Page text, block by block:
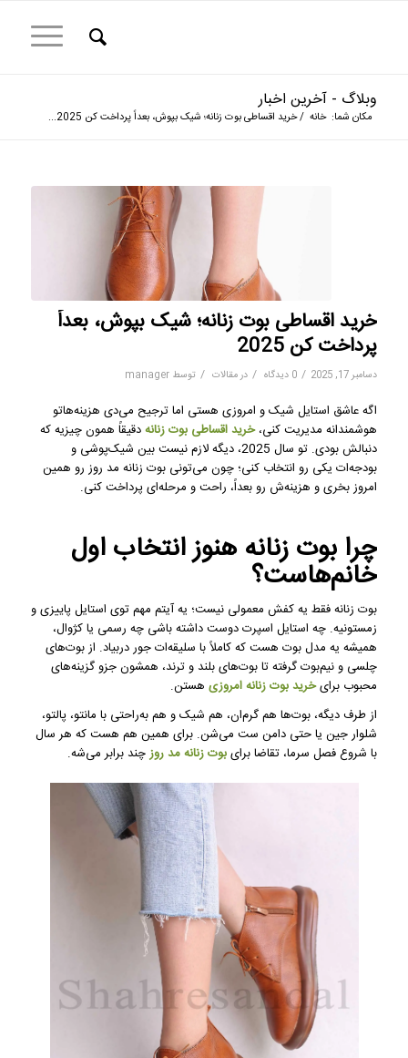
وبلاگ - آخرین اخبار
مکان شما: خانه /خرید اقساطی بوت زنانه؛ شیک بپوش، بعداً پرداخت کن 2025...
خرید اقساطی بوت زنانه؛ شیک بپوش، بعداً
پرداخت کن 2025
دسامبر 17, 2025 / 0 دیدگاه / درمقالات / توسط manager
اگه عاشق استایل شیک و امروزی هستی اما ترجیح می‌دی هزینه‌هاتو
هوشمندانه مدیریت کنی،خرید اقساطی بوت زنانهدقیقاً همون چیزیه که
دنبالش بودی. تو سال 2025، دیگه لازم نیست بین شیک‌پوشی و
بودجه‌ات یکی رو انتخاب کنی؛ چون می‌تونی بوت زنانه مد روز رو همین
امروز بخری و هزینه‌ش رو بعداً، راحت و مرحله‌ای پرداخت کنی.
چرا بوت زنانه هنوز انتخاب اول
خانم‌هاست؟
بوت زنانه فقط یه کفش معمولی نیست؛ یه آیتم مهم توی استایل پاییزی و
زمستونیه. چه استایل اسپرت دوست داشته باشی چه رسمی یا کژوال،
همیشه یه مدل بوت هست که کاملاً با سلیقه‌ات جور دربیاد. از بوت‌های
چلسی و نیم‌بوت گرفته تا بوت‌های بلند و ترند، همشون جزو گزینه‌های
محبوب برایخریدبوت زنانهامروزیهستن.
از طرف دیگه، بوت‌ها هم گرم‌ان، هم شیک و هم به‌راحتی با مانتو، پالتو،
شلوار جین یا حتی دامن ست می‌شن. برای همین هم هست که هر سال
با شروع فصل سرما، تقاضا برایبوت زنانه مد روزچند برابر می‌شه.